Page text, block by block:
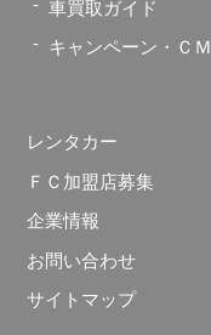
車買取ガイド
キャンペーン・ＣＭ
レンタカー
ＦＣ加盟店募集
企業情報
お問い合わせ
サイトマップ